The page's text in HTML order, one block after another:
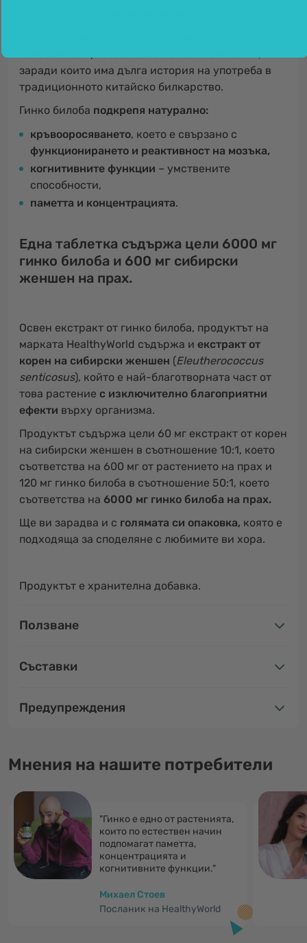
заради които има дълга история на употреба в
традиционното китайско билкарство.
Гинко билоба подкрепя натурално:
кръвооросяването, което е свързано с
функционирането и реактивност на мозъка,
когнитивните функции – умствените
способности,
паметта и концентрацията.
Една таблетка съдържа цели 6000 мг
гинко билоба и 600 мг сибирски
женшен на прах.
Освен екстракт от гинко билоба, продуктът на
марката HealthyWorld съдържа и екстракт от
корен на сибирски женшен (Eleutherococcus
senticosus), който е най-благотворната част от
това растение с изключително благоприятни
ефекти върху организма.
Продуктът съдържа цели 60 мг екстракт от корен
на сибирски женшен в съотношение 10:1, което
съответства на 600 мг от растението на прах и
120 мг гинко билоба в съотношение 50:1, което
съответства на 6000 мг гинко билоба на прах.
Ще ви зарадва и с голямата си опаковка, която е
подходяща за споделяне с любимите ви хора.
Продуктът е хранителна добавка.
Ползване
Съставки
Предупреждения
Мнения на нашите потребители
"Гинко е едно от растенията,
които по естествен начин
подпомагат паметта,
концентрацията и
когнитивните функции."
Михаел Стоев
Посланик на HealthyWorld